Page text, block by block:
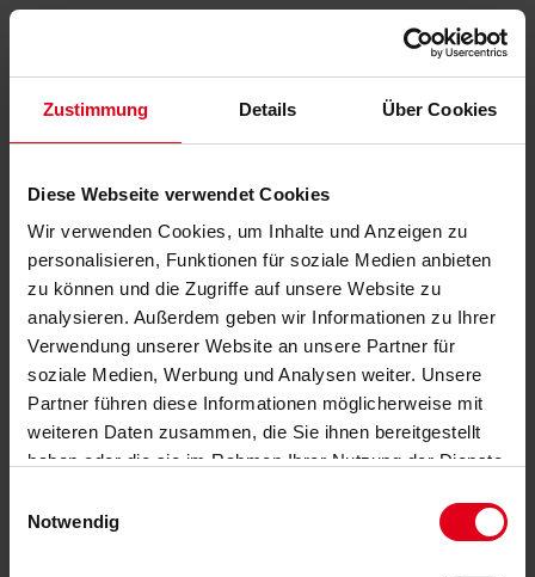
Zustimmung Details Über Cookies
Diese Webseite verwendet Cookies
Wir verwenden Cookies, um Inhalte und Anzeigen zu
personalisieren, Funktionen für soziale Medien anbieten
zu können und die Zugriffe auf unsere Website zu
analysieren. Außerdem geben wir Informationen zu Ihrer
Verwendung unserer Website an unsere Partner für
soziale Medien, Werbung und Analysen weiter. Unsere
Partner führen diese Informationen möglicherweise mit
weiteren Daten zusammen, die Sie ihnen bereitgestellt
haben oder die sie im Rahmen Ihrer Nutzung der Dienste
Notwendig